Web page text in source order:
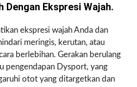
Dengan Ekspresi Wajah.
ekspresi wajah Anda dan
meringis, kerutan, atau
berlebihan. Gerakan berulang
pengendapan Dysport, yang
otot yang ditargetkan dan